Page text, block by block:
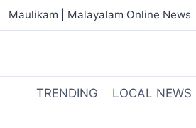
Maulikam | Malayalam Online News
TRENDING LOCAL NEWS